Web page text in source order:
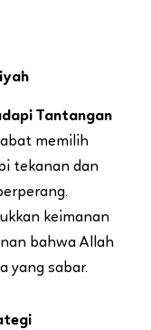
Tantangan
tekanan dan
keimanan
bahwa Allah
yang sabar.